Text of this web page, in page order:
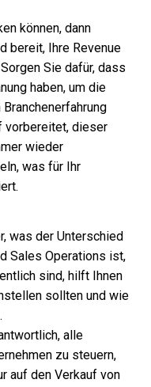
können, dann
bereit, Ihre Revenue
Sie dafür, dass
haben, um die
vorbereitet, dieser
wieder
was für Ihr
was der Unterschied
Sales Operations ist,
sind, hilft Ihnen
sollten und wie
alle
zu steuern,
auf den Verkauf von